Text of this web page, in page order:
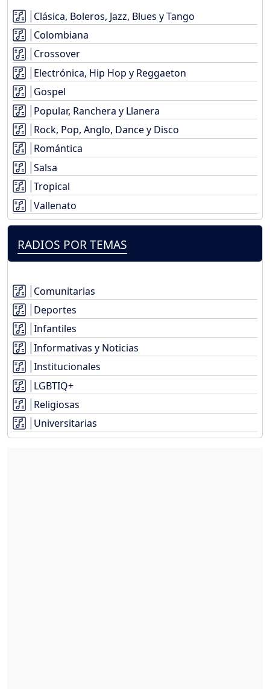
Clásica, Boleros, Jazz, Blues y Tango
Colombiana
Crossover
Electrónica, Hip Hop y Reggaeton
Gospel
Popular, Ranchera y Llanera
Rock, Pop, Anglo, Dance y Disco
Romántica
Salsa
Tropical
Vallenato
RADIOS POR TEMAS
Comunitarias
Deportes
Infantiles
Informativas y Noticias
Institucionales
LGBTIQ+
Religiosas
Universitarias